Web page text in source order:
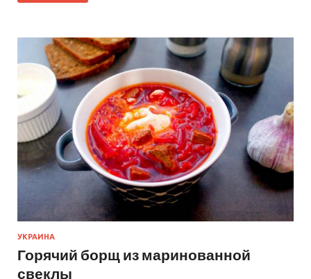
УКРАИНА
Горячий борщ из маринованной
свеклы